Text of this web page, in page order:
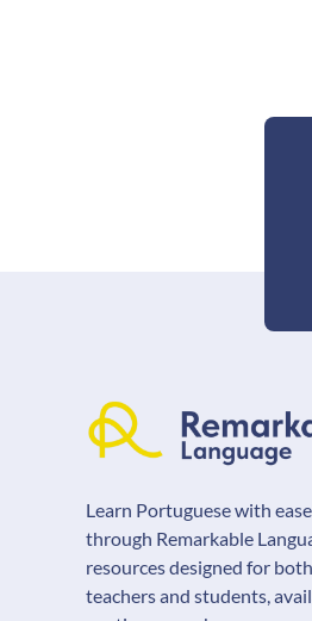
Learn Portuguese with ease
through Remarkable
resources designed for both
teachers and students,